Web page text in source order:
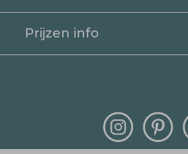
Prijzen info